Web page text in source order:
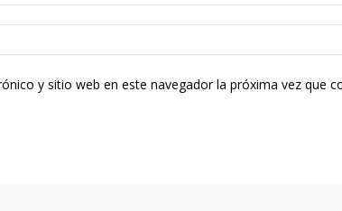
y sitio web en este navegador la próxima vez que